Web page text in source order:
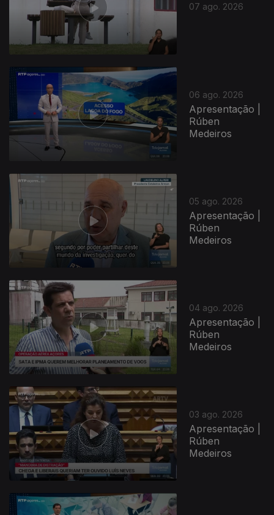
07 ago. 2026
06 ago. 2026
Apresentação |
Rúben
Medeiros
05 ago. 2026
Apresentação |
Rúben
Medeiros
04 ago. 2026
Apresentação |
Rúben
Medeiros
03 ago. 2026
Apresentação |
Rúben
Medeiros